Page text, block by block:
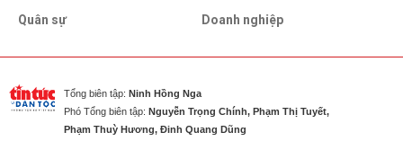
Quân sự
Doanh nghiệp
Tổng biên tập: Ninh Hồng Nga
Phó Tổng biên tập: Nguyễn Trọng Chính, Phạm Thị Tuyết,
Phạm Thuỳ Hương, Đinh Quang Dũng